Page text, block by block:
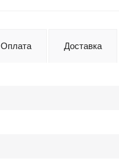
Оплата Доставка